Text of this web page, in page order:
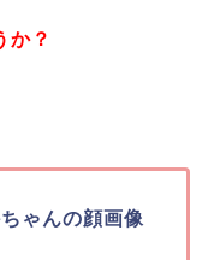
か？
ゃんの顔画像